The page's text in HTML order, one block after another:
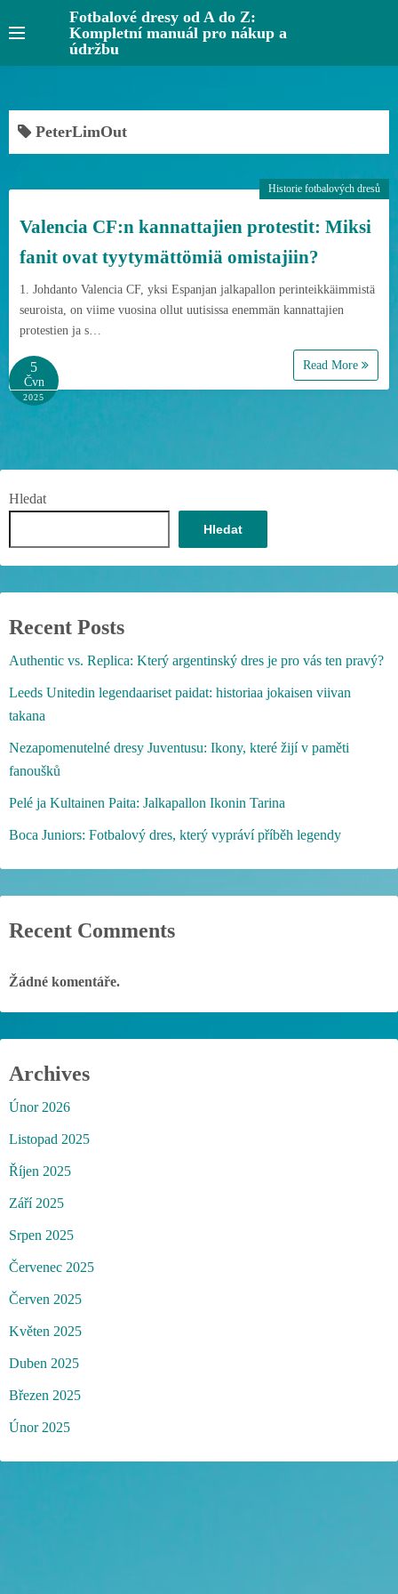
Fotbalové dresy od A do Z:
Kompletní manuál pro nákup a
údržbu
PeterLimOut
Valencia CF:n kannattajien protestit: Miksi
fanit ovat tyytymättömiä omistajiin?
1. Johdanto Valencia CF, yksi Espanjan jalkapallon perinteikkäimmistä
seuroista, on viime vuosina ollut uutisissa enemmän kannattajien
protestien ja s…
Read More
Historie fotbalových dresů
5
Čvn
2025
Hledat
Hledat
Recent Posts
Authentic vs. Replica: Který argentinský dres je pro vás ten pravý?
Leeds Unitedin legendaariset paidat: historiaa jokaisen viivan
takana
Nezapomenutelné dresy Juventusu: Ikony, které žijí v paměti
fanoušků
Pelé ja Kultainen Paita: Jalkapallon Ikonin Tarina
Boca Juniors: Fotbalový dres, který vypráví příběh legendy
Recent Comments
Žádné komentáře.
Archives
Únor 2026
Listopad 2025
Říjen 2025
Září 2025
Srpen 2025
Červenec 2025
Červen 2025
Květen 2025
Duben 2025
Březen 2025
Únor 2025